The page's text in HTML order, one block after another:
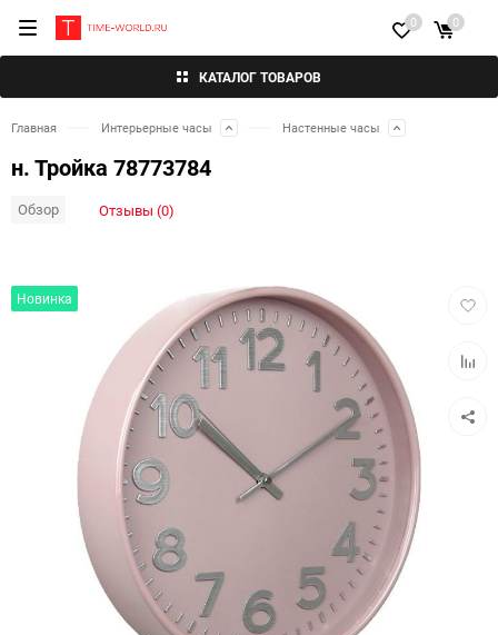
КАТАЛОГ ТОВАРОВ
0 0
Главная Интерьерные часы Настенные часы
н. Тройка 78773784
Обзор Отзывы (0)
Новинка